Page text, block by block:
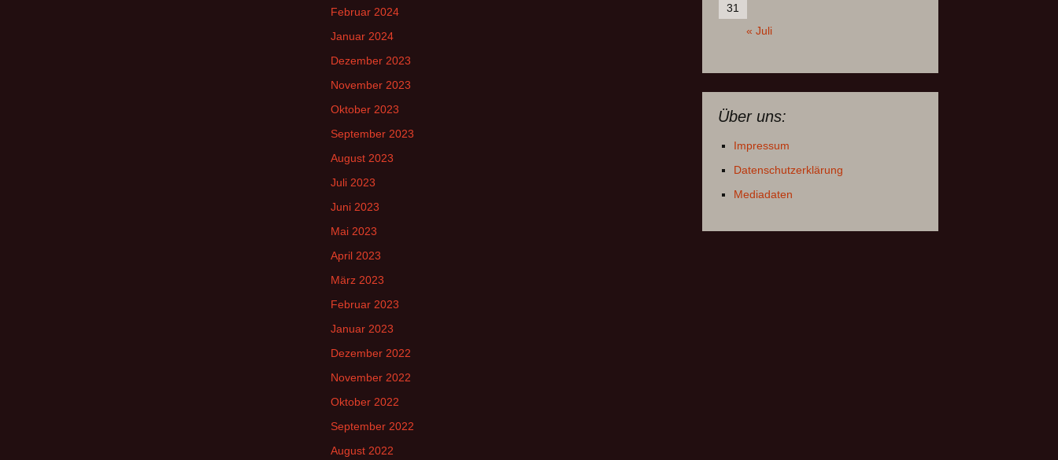
31
« Juli
Über uns:
Impressum
Datenschutzerklärung
Mediadaten
Februar 2024
Januar 2024
Dezember 2023
November 2023
Oktober 2023
September 2023
August 2023
Juli 2023
Juni 2023
Mai 2023
April 2023
März 2023
Februar 2023
Januar 2023
Dezember 2022
November 2022
Oktober 2022
September 2022
August 2022